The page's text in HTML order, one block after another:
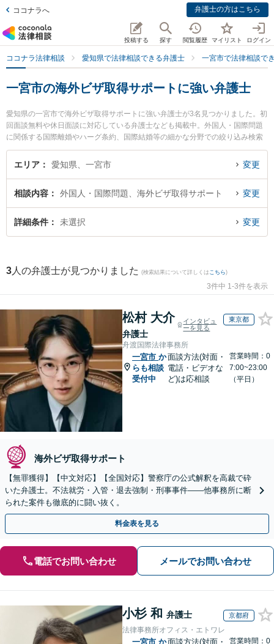
ココナラへ 弁護士の方はこちら
投稿する 探す 閲覧履歴 マイリスト ログイン
ココナラ法律相談 愛知県で法律相談できる弁護士 一宮市で法律相談で
一宮市の海外ビザ取得サポートに強い弁護士
愛知県の一宮市で海外ビザ取得サポートに強い弁護士が3名見つかりました。初
回面談無料や休日面談に対応している弁護士なども掲載中。外国人・国際問題
に関係する国際離婚やハーグ条約、国際結婚等の細かな分野での絞り込み検索
もでき便利です。特に弁護士法人アストラルの篠塚 渉弁護士や鈴木泉法律事務
所の太田 義基弁護士、旭合同法律事務所 一宮事務所の澤 健二弁護士のプロフ
い』『海外ビザ取得サポートのトラブル解決の実績豊富な近くの弁護士を検索
したい』『初回相談無料で海外ビザ取得サポートを法律相談できる一宮市内の
弁護士に相談予約したい』などでお困りの相談者さんにおすすめです。
エリア 愛知県、一宮市 変更
相談内容 外国人・国際問題、海外ビザ取得サポート 変更
詳細条件 未選択 変更
3 人の弁護士が見つかりました (検索結果について詳しくは こちら)
3件中 1-3件を表示
松村 大介
弁護士
インタビュ
ーを見る
東京都
舟渡国際法律事務所
一宮市 か
らも相談
受付中
面談方法(対面・
電話・ビデオな
ど)は応相談
営業時間：0
7:00~23:00
（平日）
海外ビザ取得サポート
【無罪獲得】【中文対応】【全国対応】警察庁の公式解釈を高裁で砕
いた弁護士。不法就労・入管・退去強制・刑事事件——他事務所に断
られた案件も徹底的に闘い抜く。
料金表を見る
電話でお問い合わせ メールでお問い合わせ
小杉 和 弁護士 京都府
法律事務所オフィス・エトワレ
一宮市 か面談方法(対面・
営業時間：0